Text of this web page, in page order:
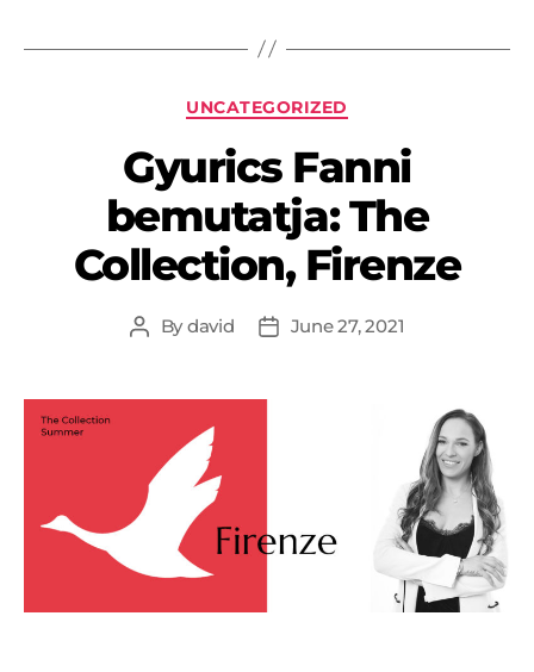
UNCATEGORIZED
Gyurics Fanni
bemutatja: The
Collection, Firenze
Bydavid June 27, 2021